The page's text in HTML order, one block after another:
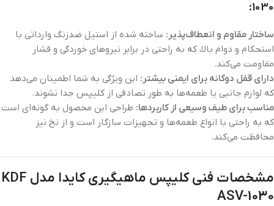
1030:
ساختار مقاوم و انعطاف‌پذیر: ساخته شده از استیل ضدزنگ وارداتی با
استحکام و دوام بالا، که به راحتی در برابر نیروهای خوردگی و فشار
مقاومت می‌کند.
دارای قفل دوگانه برای ایمنی بیشتر: این ویژگی به شما اطمینان می‌دهد
که لوازم جانبی یا طعمه‌ها به طور تصادفی از کلیپس جدا نشوند.
مناسب برای طیف وسیعی از کاربردها: طراحی این محصول به گونه‌ای است
که به راحتی با انواع طعمه‌ها و تجهیزات سازگار است و از نخ نیز
محافظت می‌کند.
مشخصات فنی کلیپس ماهیگیری کایدا مدل KDF
ASV-1030